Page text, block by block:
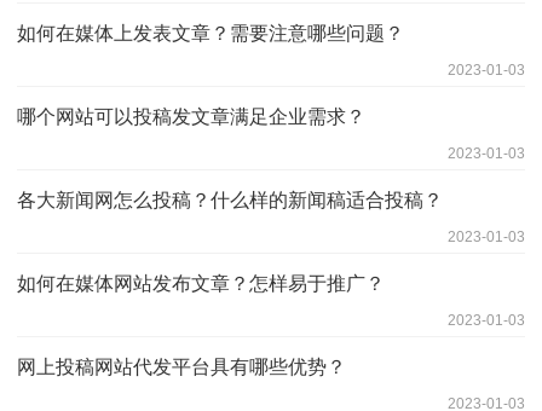
如何在媒体上发表文章？需要注意哪些问题？
2023-01-03
哪个网站可以投稿发文章满足企业需求？
2023-01-03
各大新闻网怎么投稿？什么样的新闻稿适合投稿？
2023-01-03
如何在媒体网站发布文章？怎样易于推广？
2023-01-03
网上投稿网站代发平台具有哪些优势？
2023-01-03